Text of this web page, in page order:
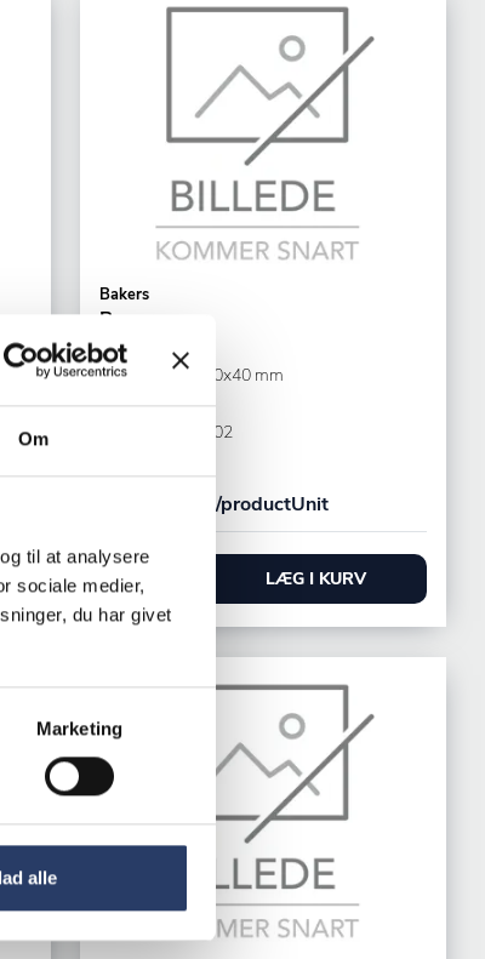
Om
til at analysere
sociale medier,
du har givet
Marketing
alle
Bakers
Bageramme
LxBxH: 400x600x40 mm
Aluminium
29750202
+50 på lager
423,50 DKK /productUnit
LÆG I KURV